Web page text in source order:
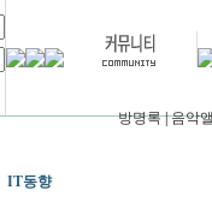
방명록|음악
IT동향